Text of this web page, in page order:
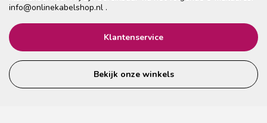
info@onlinekabelshop.nl .
Klantenservice
Bekijk onze winkels